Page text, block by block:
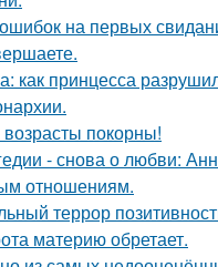
на первых
как принцесса
покорны!
- снова о любви:
отношениям.
террор
материю обретает.